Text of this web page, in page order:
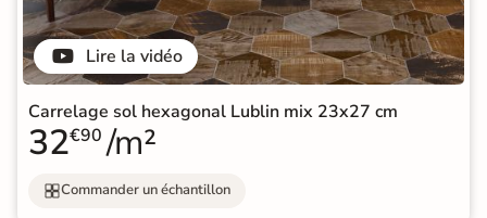
Lire la vidéo
Carrelage sol hexagonal Lublin mix 23x27 cm
32€90 /m²
Commander un échantillon